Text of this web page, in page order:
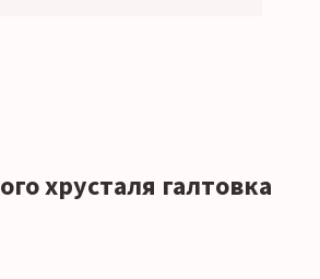
хрусталя галтовка